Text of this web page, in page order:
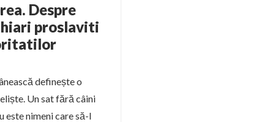
Despre
proslaviti
definește o
Un sat fără câini
este nimeni care să-l